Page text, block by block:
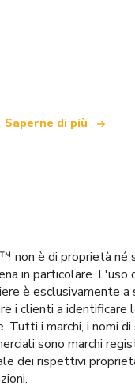
Saperne di più
non è di proprietà né
in particolare. L'uso
è esclusivamente a
i clienti a identificare
Tutti i marchi, i nomi
sono marchi
dei rispettivi